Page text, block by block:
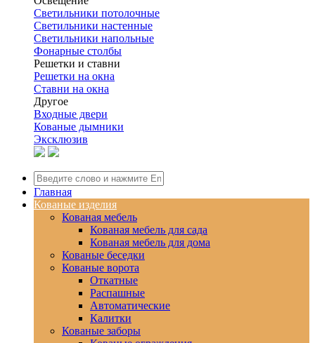
Светильники потолочные
Светильники настенные
Светильники напольные
Фонарные столбы
Решетки и ставни
Решетки на окна
Ставни на окна
Другое
Входные двери
Кованые дымники
Эксклюзив
Главная
Кованые изделия
Кованая мебель
Кованая мебель для сада
Кованая мебель для дома
Кованые беседки
Кованые ворота
Откатные
Распашные
Автоматические
Калитки
Кованые заборы